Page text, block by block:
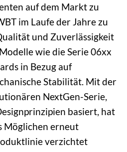
auf dem Markt zu
im Laufe der Jahre zu
und Zuverlässigkeit
wie die Serie 06xx
in Bezug auf
Stabilität. Mit der
NextGen-Serie,
basiert, hat
Möglichen erneut
verzichtet